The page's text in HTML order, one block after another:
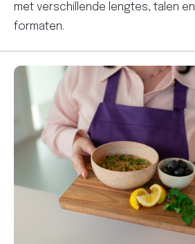
met verschillende lengtes, talen en
formaten.